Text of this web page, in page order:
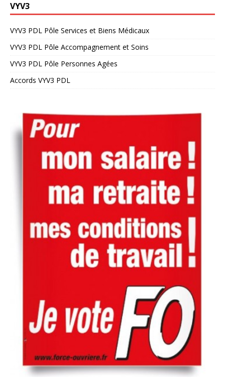
VYV3
VYV3 PDL Pôle Services et Biens Médicaux
VYV3 PDL Pôle Accompagnement et Soins
VYV3 PDL Pôle Personnes Agées
Accords VYV3 PDL